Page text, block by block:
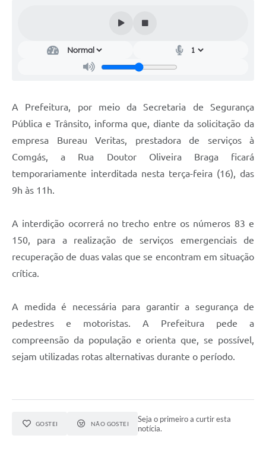
Galeria de Vídeos
Projetos
Participe mais
Contas Públicas
Telefones Úteis
Jornal
Agenda
Contato
FAQ
A Prefeitura, por meio da Secretaria de Segurança
Pública e Trânsito, informa que, diante da solicitação da
empresa Bureau Veritas, prestadora de serviços à
Comgás, a Rua Doutor Oliveira Braga ficará
temporariamente interditada nesta terça-feira (16), das
9h às 11h.
A interdição ocorrerá no trecho entre os números 83 e
150, para a realização de serviços emergenciais de
recuperação de duas valas que se encontram em situação
crítica.
A medida é necessária para garantir a segurança de
pedestres e motoristas. A Prefeitura pede a
compreensão da população e orienta que, se possível,
sejam utilizadas rotas alternativas durante o período.
GOSTEI NÃO GOSTEI
Seja o primeiro a curtir esta
notícia.